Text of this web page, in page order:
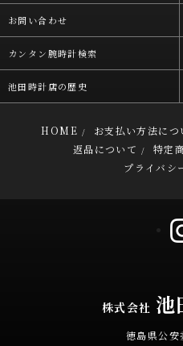
お問い合わせ
カンタン腕時計検索
池田時計店の歴史
HOME / お支払い方法につ
返品について / 特定
プライバシ
株式会社 池
徳島県公安